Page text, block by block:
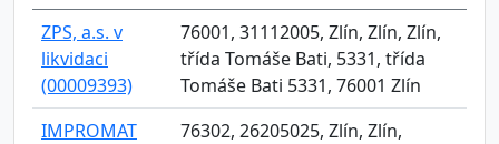
ZPS, a.s. v
likvidaci
(00009393)
76001, 31112005, Zlín, Zlín, Zlín,
třída Tomáše Bati, 5331, třída
Tomáše Bati 5331, 76001 Zlín
IMPROMAT
76302, 26205025, Zlín, Zlín,